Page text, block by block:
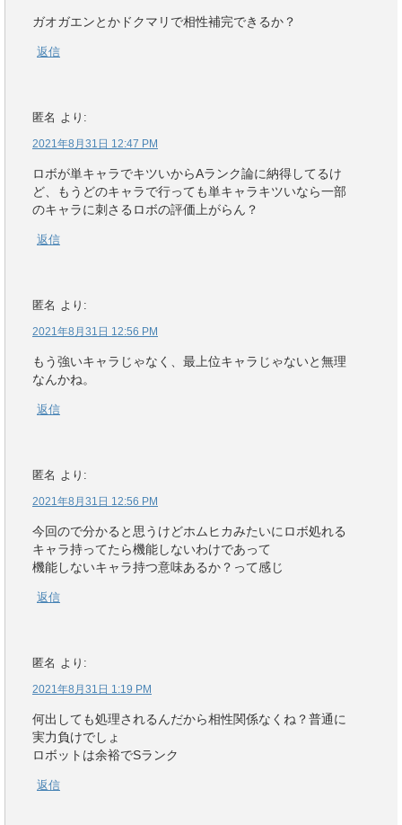
ガオガエンとかドクマリで相性補完できるか？
返信
匿名 より:
2021年8月31日 12:47 PM
ロボが単キャラでキツいからAランク論に納得してるけ
ど、もうどのキャラで行っても単キャラキツいなら一部
のキャラに刺さるロボの評価上がらん？
返信
匿名 より:
2021年8月31日 12:56 PM
もう強いキャラじゃなく、最上位キャラじゃないと無理
なんかね。
返信
匿名 より:
2021年8月31日 12:56 PM
今回ので分かると思うけどホムヒカみたいにロボ処れる
キャラ持ってたら機能しないわけであって
機能しないキャラ持つ意味あるか？って感じ
返信
匿名 より:
2021年8月31日 1:19 PM
何出しても処理されるんだから相性関係なくね？普通に
実力負けでしょ
ロボットは余裕でSランク
返信